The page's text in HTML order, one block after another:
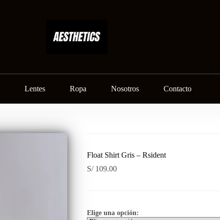
Lentes Ropa Nosotros Contacto
Float Shirt Gris – Rsident
S/109.00
Elige una opción: